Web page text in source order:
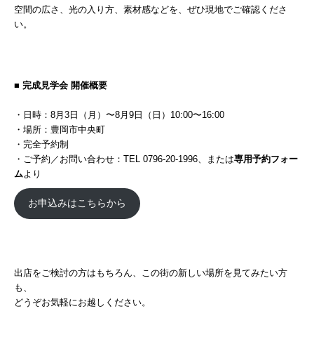
空間の広さ、光の入り方、素材感などを、ぜひ現地でご確認くださ
い。
■ 完成見学会 開催概要
・日時：8月3日（月）〜8月9日（日）10:00〜16:00
・場所：豊岡市中央町
・完全予約制
・ご予約／お問い合わせ：TEL 0796-20-1996、または専用予約フォー
ムより
お申込みはこちらから
出店をご検討の方はもちろん、この街の新しい場所を見てみたい方
も、
どうぞお気軽にお越しください。